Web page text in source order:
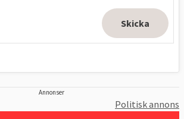
Annonser
Politisk annons